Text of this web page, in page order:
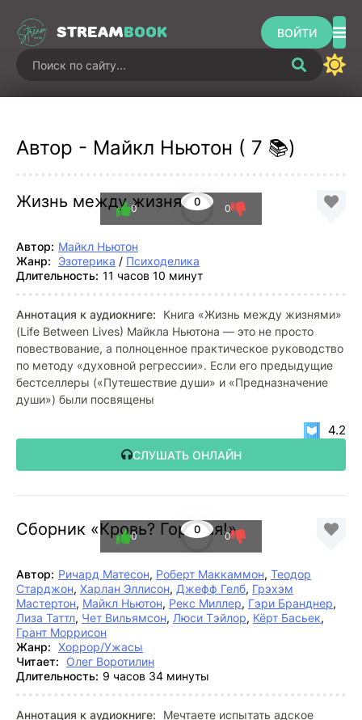
STREAMBOOK ВОЙТИ
Автор - Майкл Ньютон ( 7 📚)
Жизнь между жизнями
0
0 0
Автор: Майкл Ньютон
Жанр:
Эзотерика / Психоделика
Длительность: 11 часов 10 минут
Аннотация к аудиокниге:
Книга «Жизнь между жизнями»
(Life Between Lives) Майкла Ньютона — это не просто
повествование, а полноценное практическое руководство
по методу «духовной регрессии». Если его предыдущие
бестселлеры («Путешествие души» и «Предназначение
души») были посвящены
СЛУШАТЬ ОНЛАЙН
4.2
Сборник «Кровь? Горячая!»
0
0 0
Автор: Ричард Матесон, Роберт Маккаммон, Теодор
Старджон, Харлан Эллисон, Джефф Гелб, Грэхэм
Мастертон, Майкл Ньютон, Рекс Миллер, Гэри Бранднер,
Лиза Таттл, Чет Вильямсон, Люси Тэйлор, Кёрт Басьек,
Грант Моррисон
Жанр: Хоррор/Ужасы
Читает: Олег Воротилин
Длительность: 9 часов 34 минуты
Аннотация к аудиокниге:
Мечтаете испытать адское